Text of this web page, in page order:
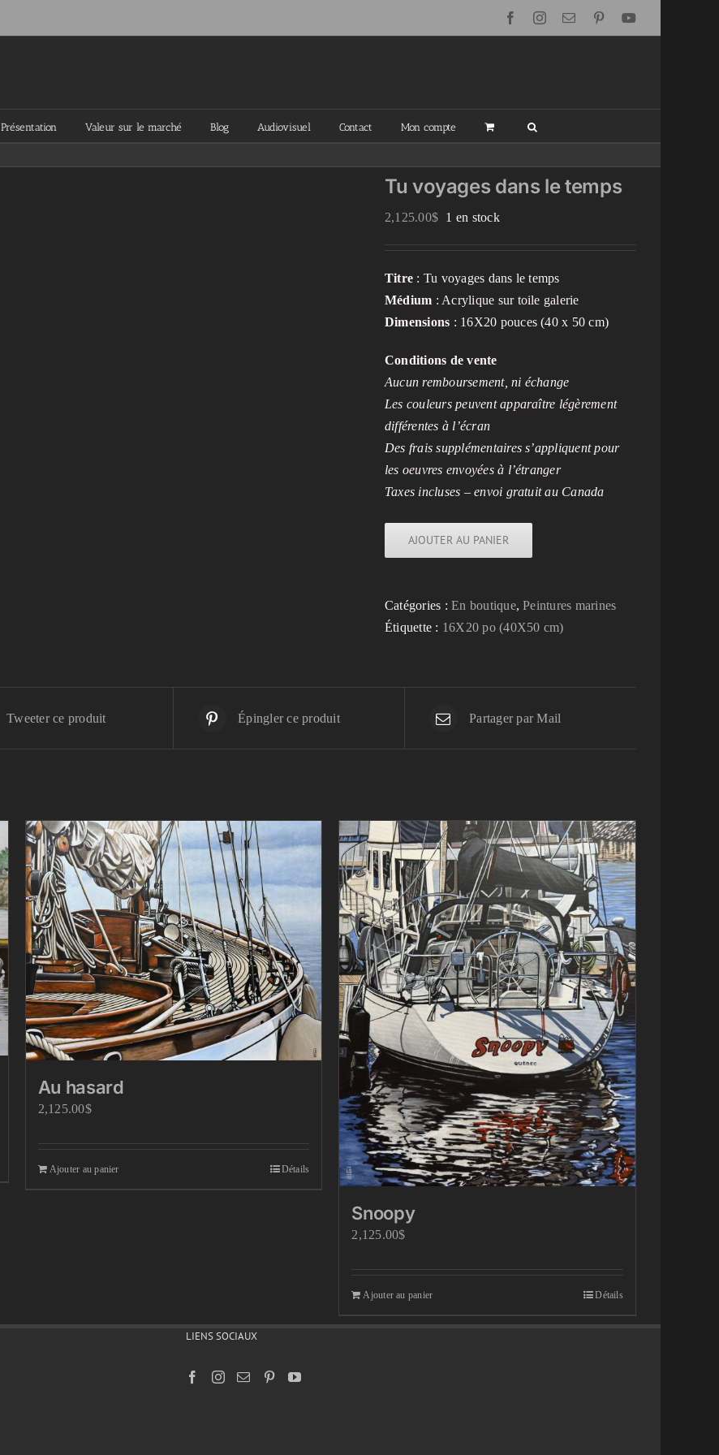
FacebookInstagram
Email Pinterest
Présentation Valeur sur le marché Blog Audiovisuel Contact Mon compte
Tu voyages dans le temps
2,125.00$ 1 en stock
Titre : Tu voyages dans le temps
Médium : Acrylique sur toile galerie
Dimensions : 16X20 pouces (40 x 50 cm)
Conditions de vente
Aucun remboursement, ni échange
Les couleurs peuvent apparaître légèrement
différentes à l’écran
Des frais supplémentaires s’appliquent pour
les oeuvres envoyées à l’étranger
Taxes incluses – envoi gratuit au Canada
AJOUTER AU PANIER
Catégories :En boutique,Peintures marines
Étiquette : 16X20 po (40X50 cm)
Tweeter ce produit Épingler ce produit Partager par Mail
Au hasard
2,125.00$
Ajouter au panier Détails
Snoopy
2,125.00$
Ajouter au panier Détails
LIENS SOCIAUX